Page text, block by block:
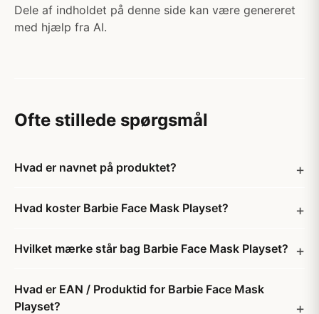
Dele af indholdet på denne side kan være genereret
med hjælp fra AI.
Ofte stillede spørgsmål
Hvad er navnet på produktet?
Hvad koster Barbie Face Mask Playset?
Hvilket mærke står bag Barbie Face Mask Playset?
Hvad er EAN / Produktid for Barbie Face Mask
Playset?